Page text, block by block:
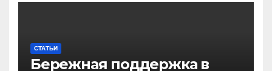
СТАТЬИ
Бережная поддержка в